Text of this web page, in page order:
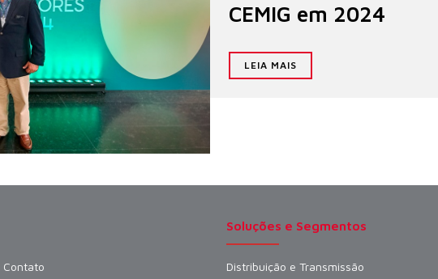
CEMIG em 2024
LEIA MAIS
Contato
Soluções e Segmentos
Distribuição e Transmissão